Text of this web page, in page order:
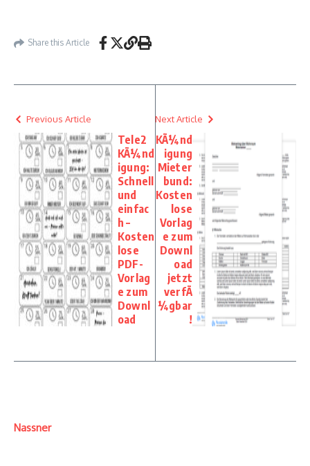
Share this Article
Previous Article
Tele2
KÃ¼nd
igung:
Schnell
und
einfac
h –
Kosten
lose
PDF-
Vorlag
e zum
Downl
oad
Next Article
KÃ¼nd
igung
Mieter
bund:
Kosten
lose
Vorlag
e zum
Downl
oad
jetzt
verfÃ
¼gbar
!
Nassner